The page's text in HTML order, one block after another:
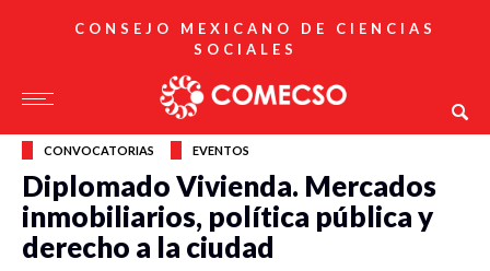
CONSEJO MEXICANO DE CIENCIAS
SOCIALES
CONVOCATORIAS EVENTOS
Diplomado Vivienda. Mercados
inmobiliarios, política pública y
derecho a la ciudad